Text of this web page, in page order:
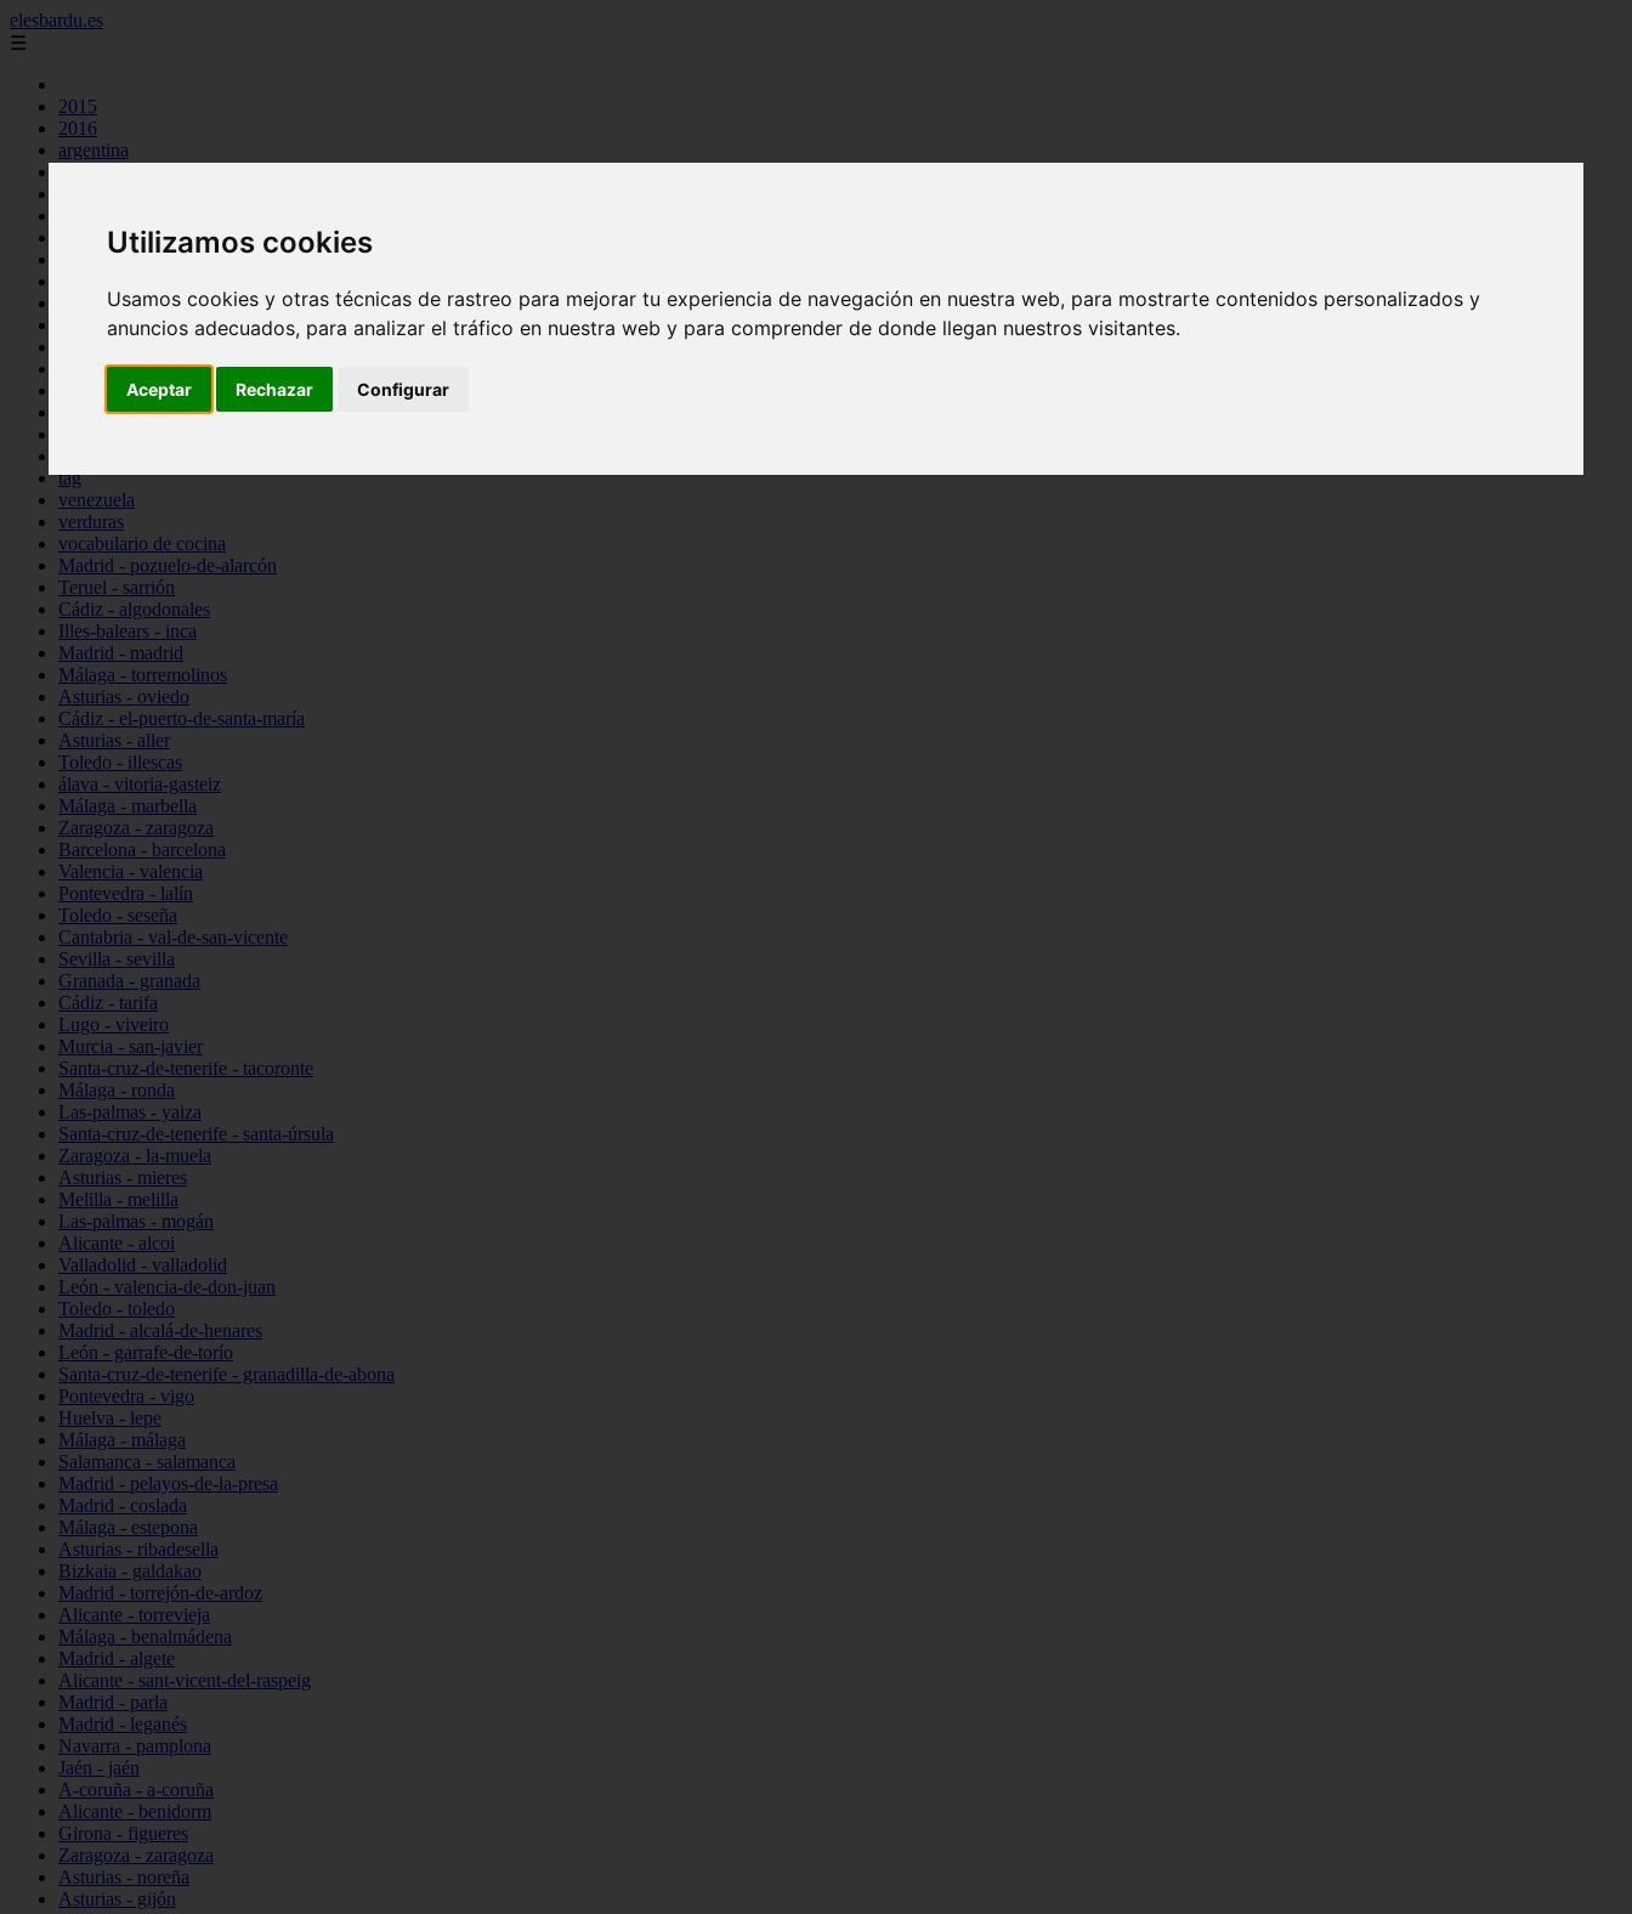
Utilizamos cookies
Usamos cookies y otras técnicas de rastreo para mejorar tu experiencia de navegación en nuestra web, para mostrarte contenidos personalizados y
anuncios adecuados, para analizar el tráfico en nuestra web y para comprender de donde llegan nuestros visitantes.
Aceptar Rechazar Configurar
elesbardu.es
☰
2015
2016
argentina
cocina casera
comidas
huevos
mariscos
postres
tag
venezuela
verduras
vocabulario de cocina
Madrid - pozuelo-de-alarcón
Teruel - sarrión
Cádiz - algodonales
Illes-balears - inca
Madrid - madrid
Málaga - torremolinos
Asturias - oviedo
Cádiz - el-puerto-de-santa-maría
Asturias - aller
Toledo - illescas
álava - vitoria-gasteiz
Málaga - marbella
Zaragoza - zaragoza
Barcelona - barcelona
Valencia - valencia
Pontevedra - lalín
Toledo - seseña
Cantabria - val-de-san-vicente
Sevilla - sevilla
Granada - granada
Cádiz - tarifa
Lugo - viveiro
Murcia - san-javier
Santa-cruz-de-tenerife - tacoronte
Málaga - ronda
Las-palmas - yaiza
Santa-cruz-de-tenerife - santa-úrsula
Zaragoza - la-muela
Asturias - mieres
Melilla - melilla
Las-palmas - mogán
Alicante - alcoi
Valladolid - valladolid
León - valencia-de-don-juan
Toledo - toledo
Madrid - alcalá-de-henares
León - garrafe-de-torío
Santa-cruz-de-tenerife - granadilla-de-abona
Pontevedra - vigo
Huelva - lepe
Málaga - málaga
Salamanca - salamanca
Madrid - pelayos-de-la-presa
Madrid - coslada
Málaga - estepona
Asturias - ribadesella
Bizkaia - galdakao
Madrid - torrejón-de-ardoz
Alicante - torrevieja
Málaga - benalmádena
Madrid - algete
Alicante - sant-vicent-del-raspeig
Madrid - parla
Madrid - leganés
Navarra - pamplona
Jaén - jaén
A-coruña - a-coruña
Alicante - benidorm
Girona - figueres
Zaragoza - zaragoza
Asturias - noreña
Asturias - gijón